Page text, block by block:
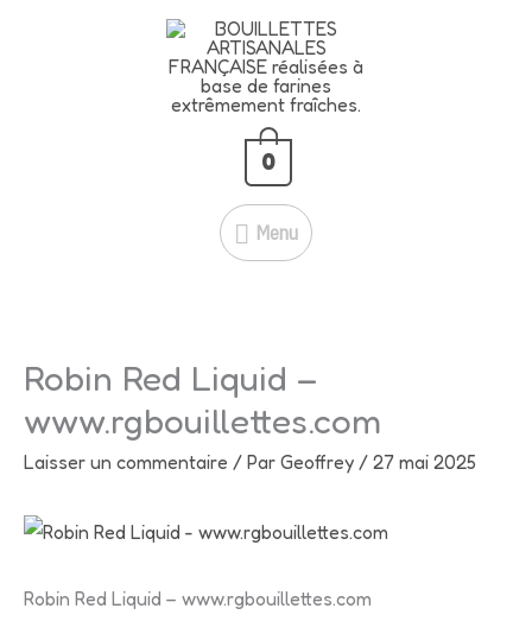
Menu
Menu
0
Robin Red Liquid –
www.rgbouillettes.com
Laisser un commentaire / Par Geoffrey / 27 mai 2025
Robin Red Liquid – www.rgbouillettes.com
L'offre CANON de ce début d'été
-25% avec ce codergbouillettes25
C'est le moment d'en profiter : -25
% sur tout le site, hors vêtements !